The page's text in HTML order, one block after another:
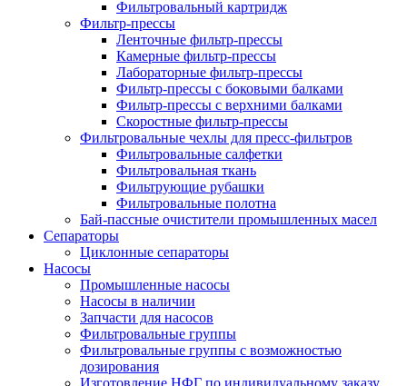
Фильтровальный картридж
Фильтр-прессы
Ленточные фильтр-прессы
Камерные фильтр-прессы
Лабораторные фильтр-прессы
Фильтр-прессы с боковыми балками
Фильтр-прессы с верхними балками
Скоростные фильтр-прессы
Фильтровальные чехлы для пресс-фильтров
Фильтровальные салфетки
Фильтровальная ткань
Фильтрующие рубашки
Фильтровальные полотна
Бай-пассные очистители промышленных масел
Сепараторы
Циклонные сепараторы
Насосы
Промышленные насосы
Насосы в наличии
Запчасти для насосов
Фильтровальные группы
Фильтровальные группы с возможностью
дозирования
Изготовление НФГ по индивидуальному заказу